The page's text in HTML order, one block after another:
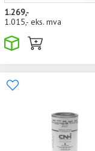
1.269,-
1.015,- eks. mva